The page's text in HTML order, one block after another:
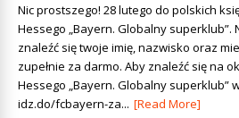
Nic prostszego! 28 lutego do polskich
Hessego „Bayern. Globalny superklub”.
znaleźć się twoje imię, nazwisko oraz
zupełnie za darmo. Aby znaleźć się na
Hessego „Bayern. Globalny superklub”
idz.do/fcbayern-za... [Read More]